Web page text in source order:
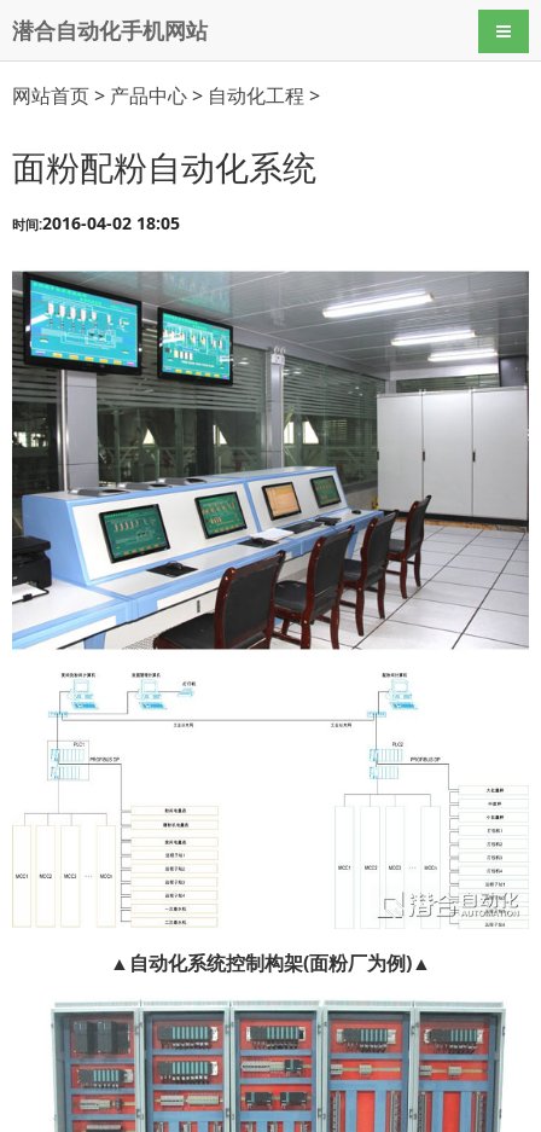
潜合自动化手机网站 导航
网站首页> 产品中心> 自动化工程 >
面粉配粉自动化系统
时间:2016-04-02 18:05
▲自动化系统控制构架(面粉厂为例)▲